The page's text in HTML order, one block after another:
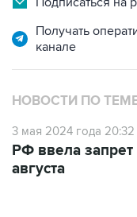
Получать
канале
НОВОСТИ ПО
3 мая 2024 года 20:32
РФ ввела запрет
августа